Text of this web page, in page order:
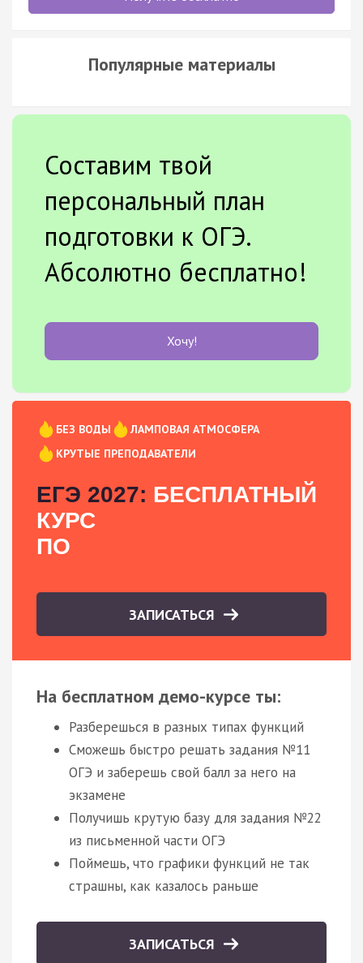
Популярные материалы
Составим твой
персональный план
подготовки к ОГЭ.
Абсолютно бесплатно!
Хочу!
БЕЗ ВОДЫ
ЛАМПОВАЯ АТМОСФЕРА
КРУТЫЕ ПРЕПОДАВАТЕЛИ
ЕГЭ 2027: БЕСПЛАТНЫЙ
КУРС
ПО
ЗАПИСАТЬСЯ
На бесплатном демо-курсе ты:
Разберешься в разных типах функций
Сможешь быстро решать задания №11
ОГЭ и заберешь свой балл за него на
экзамене
Получишь крутую базу для задания №22
из письменной части ОГЭ
Поймешь, что графики функций не так
страшны, как казалось раньше
ЗАПИСАТЬСЯ